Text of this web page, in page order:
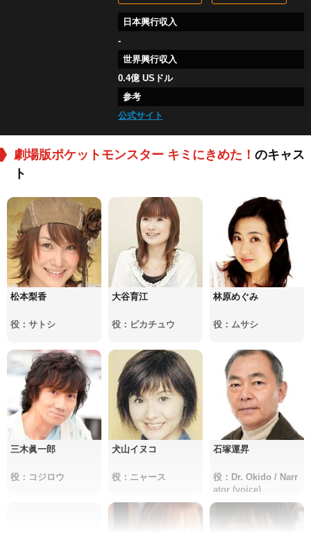
日本興行収入
-
世界興行収入
0.4億 USドル
参考
公式サイト
劇場版ポケットモンスター キミにきめた！ のキャス
ト
松本梨香
役：サトシ
大谷育江
役：ピカチュウ
林原めぐみ
役：ムサシ
三木眞一郎
役：コジロウ
犬山イヌコ
役：ニャース
石塚運昇
役：Dr. Okido / Narr
ator (voice)